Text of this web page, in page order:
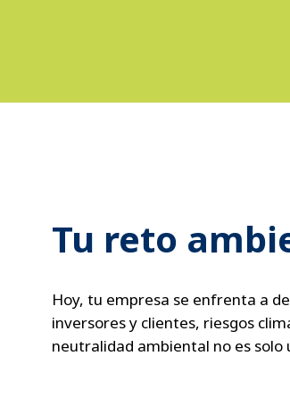
Tu reto
Hoy, tu empresa se enfrenta a
inversores y clientes, riesgos
neutralidad ambiental no es